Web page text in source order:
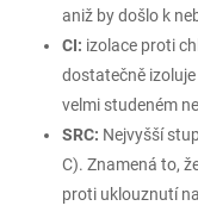
aniž by došlo k
CI: izolace proti
dostatečně
velmi studeném
SRC: Nejvyšší
C). Znamená to,
proti uklouznutí